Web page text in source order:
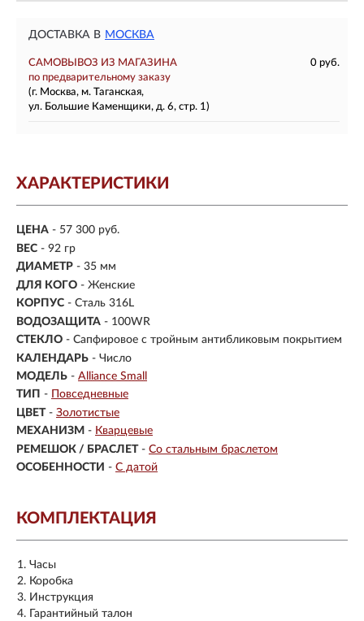
ДОСТАВКА В МОСКВА
САМОВЫВОЗ ИЗ МАГАЗИНА
0 руб.
по предварительному заказу
(г. Москва, м. Таганская,
ул. Большие Каменщики, д. 6, стр. 1)
ХАРАКТЕРИСТИКИ
ЦЕНА - 57 300 руб.
ВЕС - 92 гр
ДИАМЕТР - 35 мм
ДЛЯ КОГО - Женские
КОРПУС - Сталь 316L
ВОДОЗАЩИТА - 100WR
СТЕКЛО - Сапфировое с тройным антибликовым покрытием
КАЛЕНДАРЬ - Число
МОДЕЛЬ - Alliance Small
ТИП - Повседневные
ЦВЕТ - Золотистые
МЕХАНИЗМ - Кварцевые
РЕМЕШОК / БРАСЛЕТ - Со стальным браслетом
ОСОБЕННОСТИ - С датой
КОМПЛЕКТАЦИЯ
Часы
Коробка
Инструкция
Гарантийный талон